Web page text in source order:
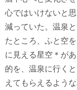
心ではいけないと
減っていた。温泉
たところ、ふと空
に見える星空＊が
的を、温泉に行く
えてもらえるよう